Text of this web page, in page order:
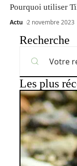
Pourquoi utiliser
Actu 2 novembre 2023
Recherche
Les plus